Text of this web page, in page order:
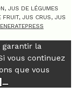
JUS DE LÉGUMES
FRUIT, JUS CRUS, JUS
garantir la
vous continuez
que vous